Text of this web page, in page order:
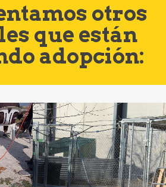
otros
que están
adopción: